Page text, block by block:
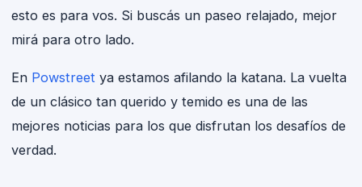
esto es para vos. Si buscás un paseo relajado, mejor
mirá para otro lado.
En Powstreet ya estamos afilando la katana. La vuelta
de un clásico tan querido y temido es una de las
mejores noticias para los que disfrutan los desafíos de
verdad.